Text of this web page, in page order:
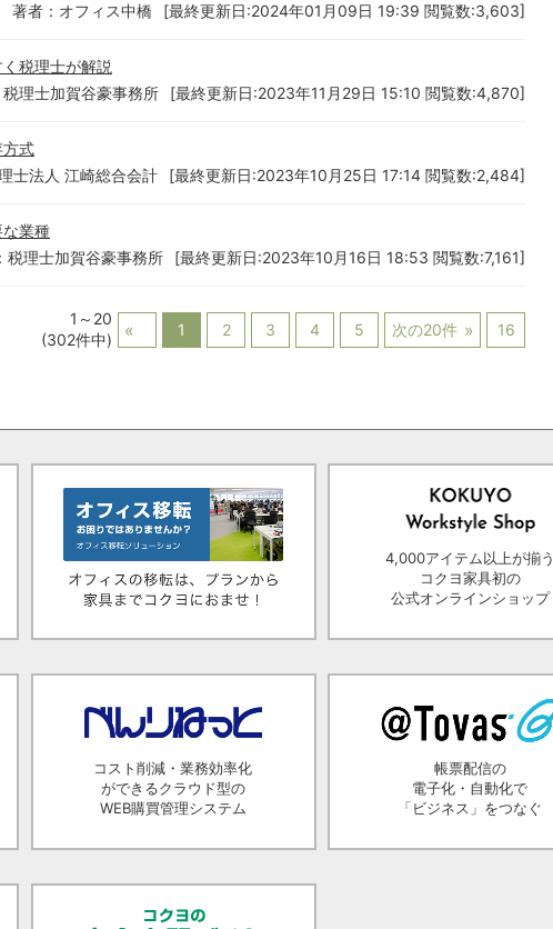
著者：オフィス中橋
[最終更新日:2024年01月09日 19:39 閲覧数:3,603]
税理士が解説
理士加賀谷豪事務所
[最終更新日:2023年11月29日 15:10 閲覧数:4,870]
式
士法人 江崎総合会計
[最終更新日:2023年10月25日 17:14 閲覧数:2,484]
業種
税理士加賀谷豪事務所
[最終更新日:2023年10月16日 18:53 閲覧数:7,161]
1～20
(302件中)
1 2 3 4 5 次の20件 16
4,000アイテム以上が揃う
コクヨ家具初の
公式オンラインショップ
コスト削減・業務効率化
ができるクラウド型の
WEB購買管理システム
帳票配信の
電子化・自動化で
「ビジネス」をつなぐ